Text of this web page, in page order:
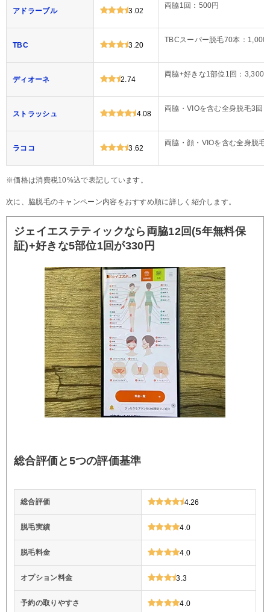
アドラーブル 3.02
両脇1回：500円
TBC 3.20
TBCスーパー脱毛70本：1,000
ディオーネ 2.74
両脇+好きな1部位1回：3,300
ストラッシュ 4.08
両脇・VIOを含む全身脱毛3回
ラココ 3.62
両脇・顔・VIOを含む全身脱毛
※価格は消費税10%込で表記しています。
次に、脇脱毛のキャンペーン内容をおすすめ順に詳しく紹介します。
ジェイエステティックなら両脇12回(5年無料保
証)+好きな5部位1回が330円
総合評価と5つの評価基準
総合評価 4.26
脱毛実績 4.0
脱毛料金 4.0
オプション料金 3.3
予約の取りやすさ 4.0